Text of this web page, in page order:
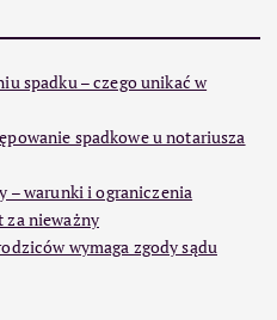
spadku – czego unikać w
spadkowe u notariusza
– warunki i ograniczenia
za nieważny
wymaga zgody sądu